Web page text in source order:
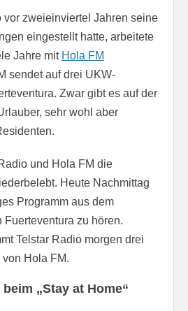
vor zweieinviertel Jahren seine
eingestellt hatte, arbeitete
Jahre mit Hola FM
sendet auf drei UKW-
Zwar gibt es auf der
sehr wohl aber
und Hola FM die
Heute Nachmittag
Programm aus dem
Fuerteventura zu hören.
Telstar Radio morgen drei
Hola FM.
„Stay at Home“